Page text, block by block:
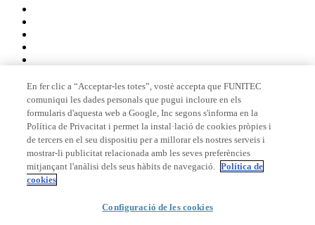
Membre de
Acreditacions
© 2026 La Salle Campus Barcelona - URL |Avís legal
En fer clic a “Acceptar-les totes”, vostè accepta que FUNITEC
comuniqui les dades personals que pugui incloure en els
formularis d'aquesta web a Google, Inc segons s'informa en la
Política de Privacitat i permet la instal·lació de cookies pròpies i
de tercers en el seu dispositiu per a millorar els nostres serveis i
mostrar-li publicitat relacionada amb les seves preferències
mitjançant l'anàlisi dels seus hàbits de navegació. Política de
cookies
Configuració de les cookies